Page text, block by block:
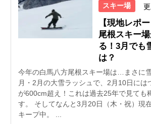
スキー場
【現地レポ
尾根スキー
る！3月でも
は？
今年の白馬八方尾根スキー場は…まさに
月・2月の大雪ラッシュで、2月10日には
が600cm超え！これは過去25年で見ても
す。 そしてなんと3月20日（木・祝）現
キープ中。 ...